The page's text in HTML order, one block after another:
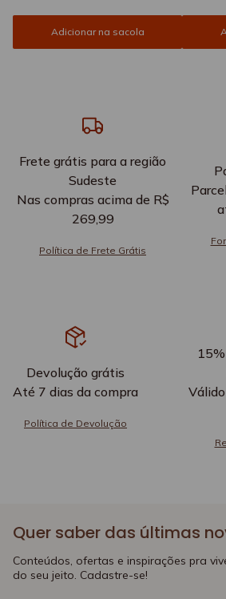
Adicionar na sacola
Frete grátis para a região
Sudeste
Nas compras acima de R$
269,99
Política de Frete Grátis
Devolução grátis
Até 7 dias da compra
Política de Devolução
Quer saber das últimas
Conteúdos, ofertas e inspirações pra
do seu jeito. Cadastre-se!